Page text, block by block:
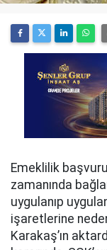
Emeklilik
zamanında
uygulanıp
işaretlerine
Karakaş’ın